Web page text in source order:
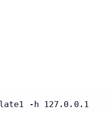
-h 127.0.0.1